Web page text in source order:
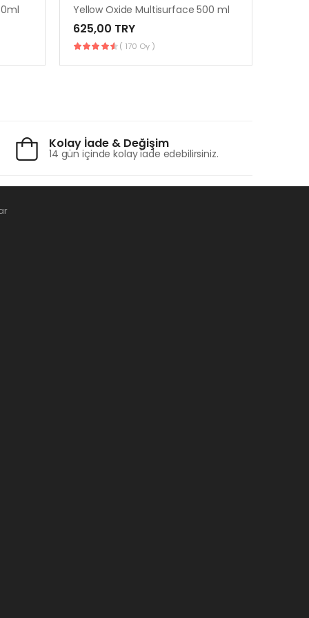
Yellow Oxide Multisurface 500 ml
625,00 TRY
( 170 Oy )
Kolay İade & Değişim
14 gün içinde kolay iade edebilirsiniz.